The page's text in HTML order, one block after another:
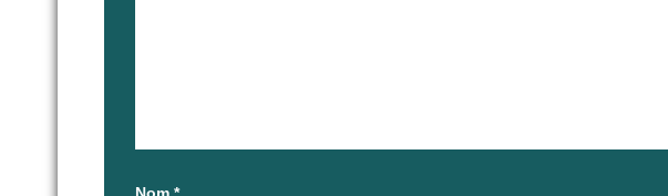
Nom *